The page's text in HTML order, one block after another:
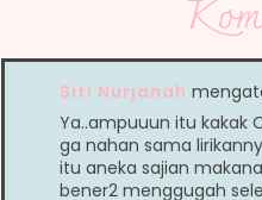
Siti Nurjanah
Ya..ampuuun itu kakak
ga nahan sama
itu aneka sajian
bener2 menggugah